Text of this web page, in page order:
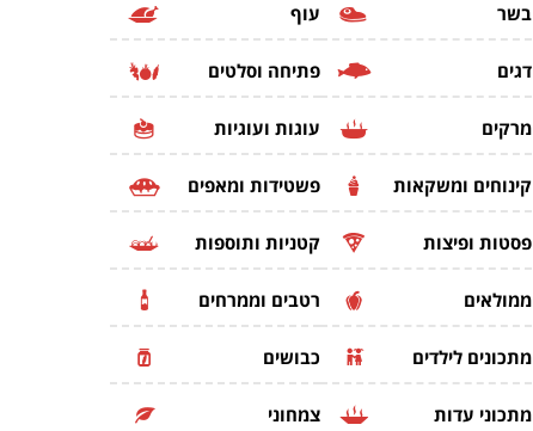
בשר עוף
דגים פתיחה וסלטים
מרקים עוגות ועוגיות
קינוחים ומשקאות פשטידות ומאפים
פסטות ופיצות קטניות ותוספות
ממולאים רטבים וממרחים
מתכונים לילדים כבושים
מתכוני עדות צמחוני